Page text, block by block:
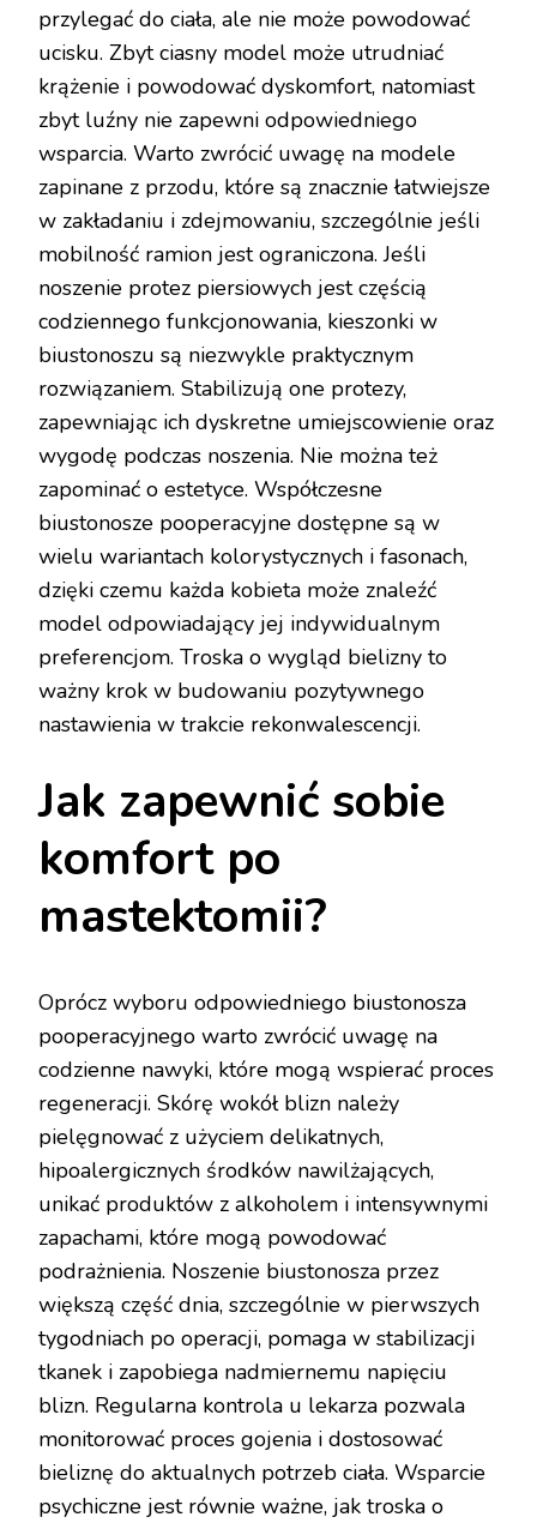
przylegać do ciała, ale nie może powodować
ucisku. Zbyt ciasny model może utrudniać
krążenie i powodować dyskomfort, natomiast
zbyt luźny nie zapewni odpowiedniego
wsparcia. Warto zwrócić uwagę na modele
zapinane z przodu, które są znacznie łatwiejsze
w zakładaniu i zdejmowaniu, szczególnie jeśli
mobilność ramion jest ograniczona. Jeśli
noszenie protez piersiowych jest częścią
codziennego funkcjonowania, kieszonki w
biustonoszu są niezwykle praktycznym
rozwiązaniem. Stabilizują one protezy,
zapewniając ich dyskretne umiejscowienie oraz
wygodę podczas noszenia. Nie można też
zapominać o estetyce. Współczesne
biustonosze pooperacyjne dostępne są w
wielu wariantach kolorystycznych i fasonach,
dzięki czemu każda kobieta może znaleźć
model odpowiadający jej indywidualnym
preferencjom. Troska o wygląd bielizny to
ważny krok w budowaniu pozytywnego
nastawienia w trakcie rekonwalescencji.
Jak zapewnić sobie
komfort po
mastektomii?
Oprócz wyboru odpowiedniego biustonosza
pooperacyjnego warto zwrócić uwagę na
codzienne nawyki, które mogą wspierać proces
regeneracji. Skórę wokół blizn należy
pielęgnować z użyciem delikatnych,
hipoalergicznych środków nawilżających,
unikać produktów z alkoholem i intensywnymi
zapachami, które mogą powodować
podrażnienia. Noszenie biustonosza przez
większą część dnia, szczególnie w pierwszych
tygodniach po operacji, pomaga w stabilizacji
tkanek i zapobiega nadmiernemu napięciu
blizn. Regularna kontrola u lekarza pozwala
monitorować proces gojenia i dostosować
bieliznę do aktualnych potrzeb ciała. Wsparcie
psychiczne jest równie ważne, jak troska o